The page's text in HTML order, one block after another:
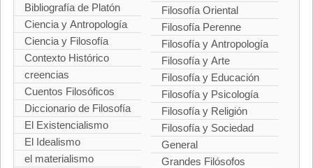
Bibliografía de Platón
Ciencia y Antropología
Ciencia y Filosofía
Contexto Histórico
creencias
Cuentos Filosóficos
Diccionario de Filosofía
El Existencialismo
El Idealismo
el materialismo
Filosofía Oriental
Filosofía Perenne
Filosofía y Antropología
Filosofía y Arte
Filosofía y Educación
Filosofía y Psicología
Filosofía y Religión
Filosofía y Sociedad
General
Grandes Filósofos